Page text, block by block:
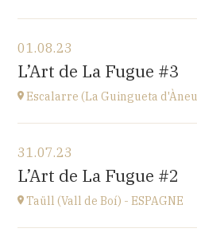
Ü del Bac - ESPAGNE
Vall del Bac
à21H00
01.08.23
L’Art de La Fugue #3
Escalarre (La Guingueta
Escalarre (La Guingueta d'Àneu)
église
à21H00
31.07.23
L’Art de La Fugue #2
Taüll (Vall de Boí) - ESPAGNE